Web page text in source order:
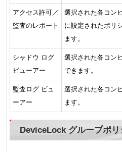
アクセス許可／
監査のレポート
選択された各コン
に設定されたポリ
ます。
シャドウ ログ
ビューアー
選択された各コン
できます。
監査ログ ビュ
ーアー
選択された各コン
ます。
DeviceLock グループポ